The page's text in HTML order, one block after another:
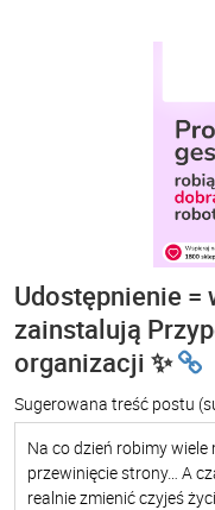
Udostępnienie =
zainstalują
organizacji ✨
Sugerowana treść postu